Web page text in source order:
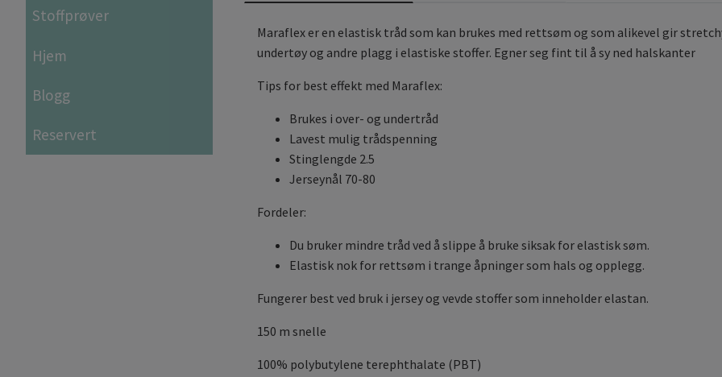
Stoffprøver
Hjem
Blogg
Reservert
Maraflex er en elastisk tråd som kan brukes med rettsøm og som alikevel gir
undertøy og andre plagg i elastiske stoffer. Egner seg fint til å sy ned halskanter
Tips for best effekt med Maraflex:
Brukes i over- og undertråd
Lavest mulig trådspenning
Stinglengde 2.5
Jerseynål 70-80
Fordeler:
Du bruker mindre tråd ved å slippe å bruke siksak for elastisk søm.
Elastisk nok for rettsøm i trange åpninger som hals og opplegg.
Fungerer best ved bruk i jersey og vevde stoffer som inneholder elastan.
150 m snelle
100% polybutylene terephthalate (PBT)